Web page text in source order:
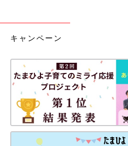
キャンペーン